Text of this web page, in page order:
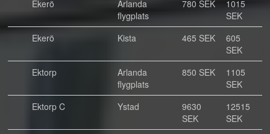
Ekerö
Arlanda
flygplats
780 SEK
1015
SEK
Ekerö
Kista 465 SEK
605
SEK
Ektorp
Arlanda
flygplats
850 SEK
1105
SEK
Ektorp C
Ystad
9630
SEK
12515
SEK